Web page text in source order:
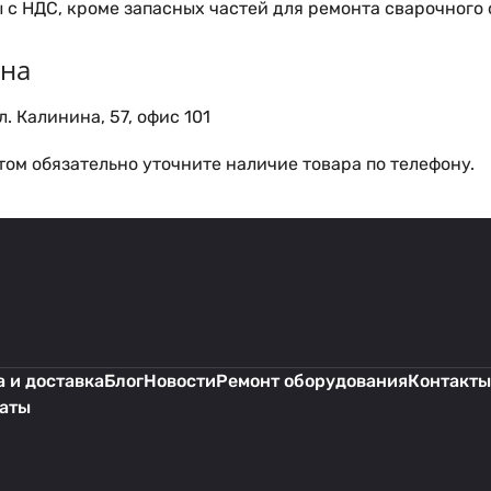
НДС, кроме запасных частей для ремонта сварочного
Калинина, 57, офис 101
обязательно уточните наличие товара по телефону.
и доставкаБлогНовостиРемонт оборудованияКонтакты